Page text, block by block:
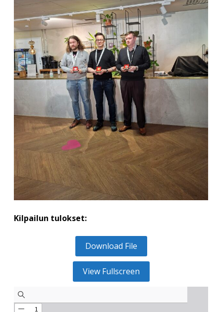
Kilpailun tulokset:
Download File
View Fullscreen